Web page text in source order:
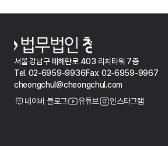
서울 강남구 테헤란로 403 리치타워 7층
Tel. 02-6959-9936Fax. 02-6959-9967
cheongchul@cheongchul.com
네이버 블로그
유튜브 인스타그램